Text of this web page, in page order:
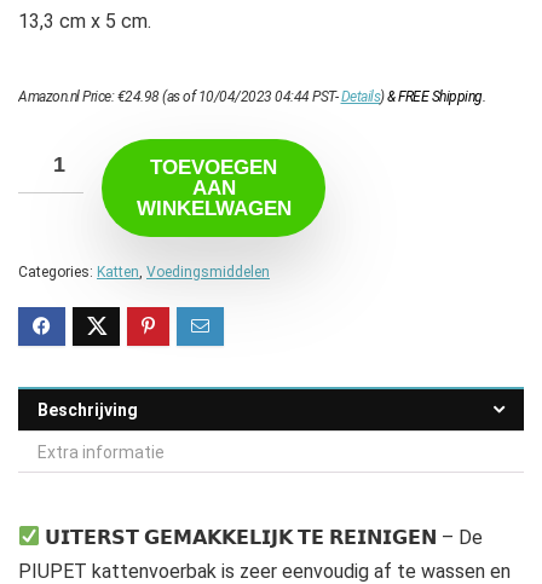
13,3 cm x 5 cm.
Amazon.nl Price:€24.98(as of 10/04/2023 04:44 PST-Details)&FREE Shipping.
TOEVOEGEN
AAN
WINKELWAGEN
Categories: Katten Voedingsmiddelen
Beschrijving
Extra informatie
𝗨𝗜𝗧𝗘𝗥𝗦𝗧 𝗚𝗘𝗠𝗔𝗞𝗞𝗘𝗟𝗜𝗝𝗞 𝗧𝗘 𝗥𝗘𝗜𝗡𝗜𝗚𝗘𝗡 – De
PIUPET kattenvoerbak is zeer eenvoudig af te wassen en